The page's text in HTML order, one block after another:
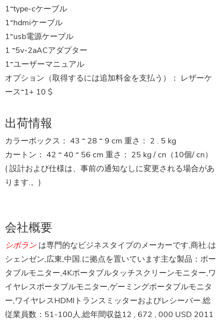
1*type-cケーブル
1*hdmiケーブル
1*usb電源ケーブル
1 *5v-2aACアダプター
1*ユーザーマニュアル
オプション（取得するには追加料金を支払う）： レザーケ
ース*1+ 10 $
出荷情報
カラーボックス： 43 * 28 * 9 cm 重さ： 2 . 5 kg
カートン： 42 * 40 * 56 cm 重さ： 25 kg / cn（10個/ cn）
(設計および仕様は、事前の通知なしに変更される場合があ
ります.。 )
会社概要
シボランは専門的なビジネスタイプのメーカーです,商社.は
シェンゼン,広東,中国.に拠点を置いています主な製品：ポー
タブルモニター,4Kポータブルタッチスクリーンモニター,ワ
イヤレスポータブルモニター,ゲーミングポータブルモニタ
ー,ワイヤレスHDMIトランスミッターおよびレシーバー.総
従業員数：51-100人,総年間収益12 , 672 , 000 USD 2011